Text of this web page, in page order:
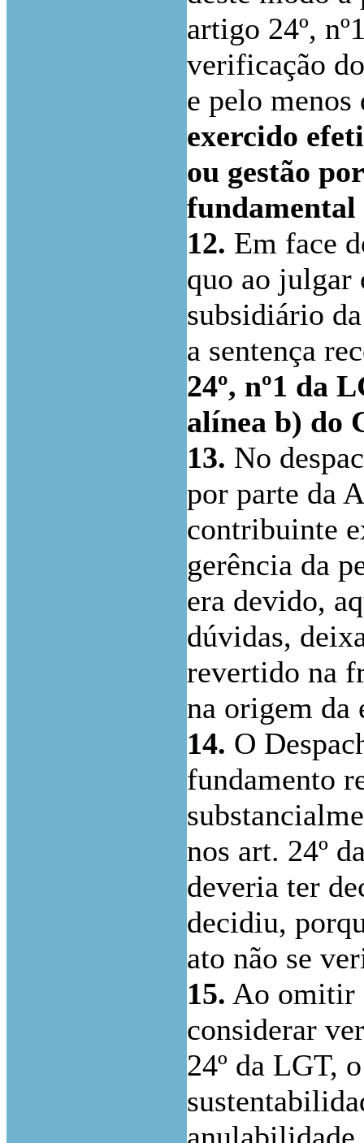
artigo 24º,
verificação
e pelo
exercido
ou gestão
12. Em face
quo ao julgar
subsidiário
a sentença
24º, nº1 da
alínea b) do
13. No
por parte da
contribuinte
gerência da
era devido,
dúvidas,
revertido na
na origem da
14. O
fundamento
nos art. 24º
deveria ter
decidiu,
ato não se
15. Ao omitir
considerar
24º da LGT,